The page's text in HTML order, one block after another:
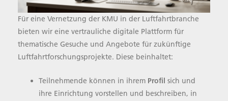
Für eine Vernetzung der KMU in der Luftfahrtbranche
bieten wir eine vertrauliche digitale Plattform für
thematische Gesuche und Angebote für zukünftige
Luftfahrtforschungsprojekte. Diese beinhaltet:
Teilnehmende können in ihrem Profil sich und
ihre Einrichtung vorstellen und beschreiben, in